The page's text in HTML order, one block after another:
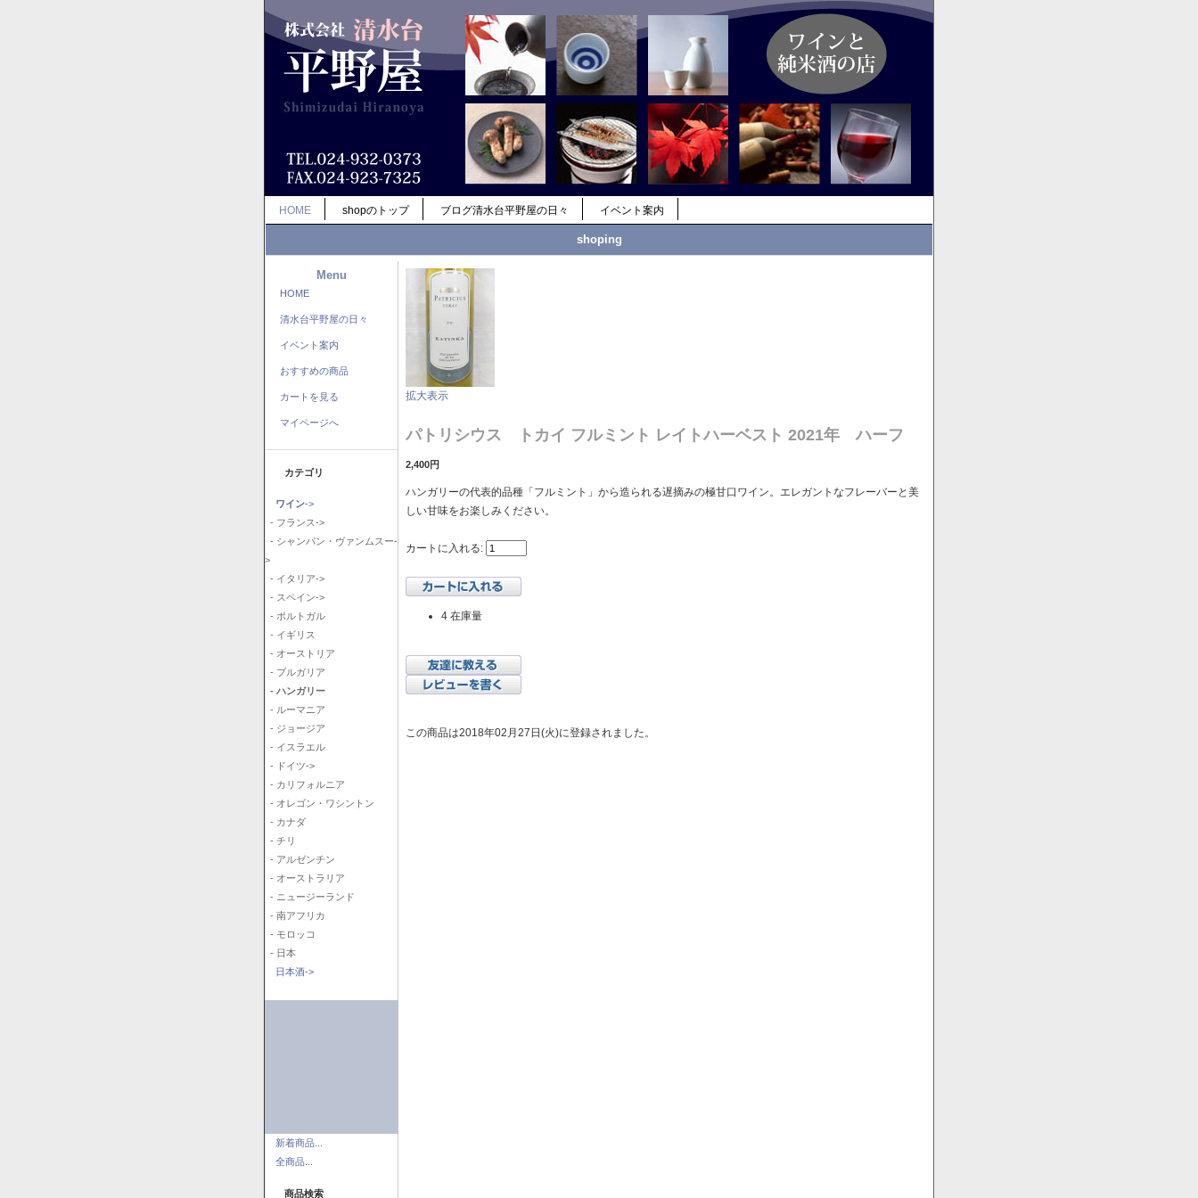
HOME shopのトップ ブログ清水台平野屋の日々 イベント案内
shoping
Menu
HOME
清水台平野屋の日々
イベント案内
おすすめの商品
カートを見る
マイページへ
カテゴリ
ワイン->
- フランス->
- シャンパン・ヴァンムスー-
>
- イタリア->
- スペイン->
- ポルトガル
- イギリス
- オーストリア
- ブルガリア
- ハンガリー
- ルーマニア
- ジョージア
- イスラエル
- ドイツ->
- カリフォルニア
- オレゴン・ワシントン
- カナダ
- チリ
- アルゼンチン
- オーストラリア
- ニュージーランド
- 南アフリカ
- モロッコ
- 日本
日本酒->
新着商品...
全商品...
商品検索
拡大表示
パトリシウス トカイ フルミント レイトハーベスト 2021年 ハーフ
2,400円
ハンガリーの代表的品種「フルミント」から造られる遅摘みの極甘口ワイン。エレガントなフレーバーと美
しい甘味をお楽しみください。
カートに入れる:
4 在庫量
この商品は2018年02月27日(火)に登録されました。